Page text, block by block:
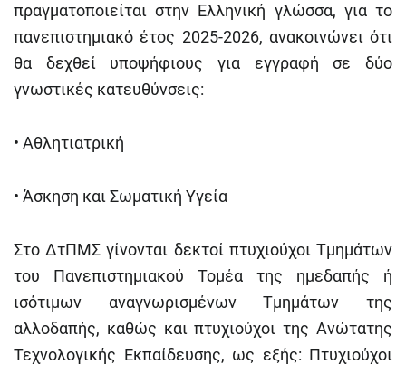
πραγματοποιείται στην Ελληνική γλώσσα, για το
πανεπιστημιακό έτος 2025-2026, ανακοινώνει ότι
θα δεχθεί υποψήφιους για εγγραφή σε δύο
γνωστικές κατευθύνσεις:
• Αθλητιατρική
• Άσκηση και Σωματική Υγεία
Στο ΔτΠΜΣ γίνονται δεκτοί πτυχιούχοι Τμημάτων
του Πανεπιστημιακού Τομέα της ημεδαπής ή
ισότιμων αναγνωρισμένων Τμημάτων της
αλλοδαπής, καθώς και πτυχιούχοι της Ανώτατης
Τεχνολογικής Εκπαίδευσης, ως εξής: Πτυχιούχοι